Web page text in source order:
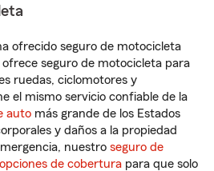
ofrecido seguro de motocicleta
seguro de motocicleta para
ruedas, ciclomotores y
el mismo servicio confiable de la
auto más grande de los Estados
y daños a la propiedad
nuestro seguro de
de cobertura para que solo